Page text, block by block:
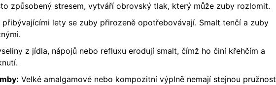
způsobený stresem, vytváří obrovský tlak, který může zuby rozlomit.
přibývajícími lety se zuby přirozeně opotřebovávají. Smalt tenčí a zuby
z jídla, nápojů nebo refluxu erodují smalt, čímž ho činí křehčím a
Velké amalgamové nebo kompozitní výplně nemají stejnou pružnost